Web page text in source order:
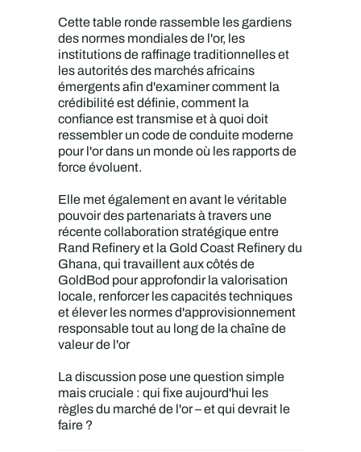
Cette table ronde rassemble les gardiens
des normes mondiales de l'or, les
institutions de raffinage traditionnelles et
les autorités des marchés africains
émergents afin d'examiner comment la
crédibilité est définie, comment la
confiance est transmise et à quoi doit
ressembler un code de conduite moderne
pour l'or dans un monde où les rapports de
force évoluent.
Elle met également en avant le véritable
pouvoir des partenariats à travers une
récente collaboration stratégique entre
Rand Refinery et la Gold Coast Refinery du
Ghana, qui travaillent aux côtés de
GoldBod pour approfondir la valorisation
locale, renforcer les capacités techniques
et élever les normes d'approvisionnement
responsable tout au long de la chaîne de
valeur de l'or
La discussion pose une question simple
mais cruciale : qui fixe aujourd'hui les
règles du marché de l'or – et qui devrait le
faire ?